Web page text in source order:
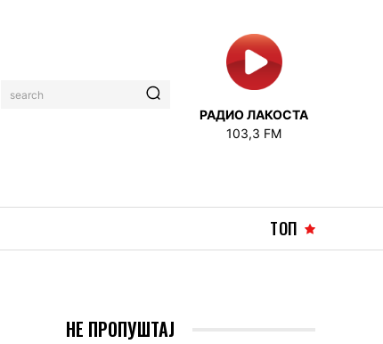
search
РАДИО ЛАКОСТА
103,3 FM
ТОП
НЕ ПРОПУШТАЈ